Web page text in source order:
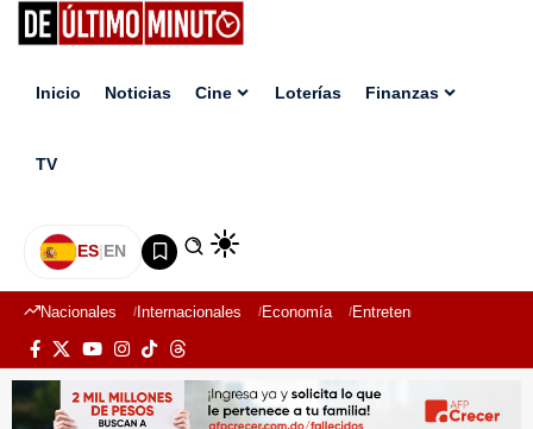
Inicio Noticias Cine Loterías Finanzas
TV
ES|EN
Nacionales Internacionales Economía Entretenimiento